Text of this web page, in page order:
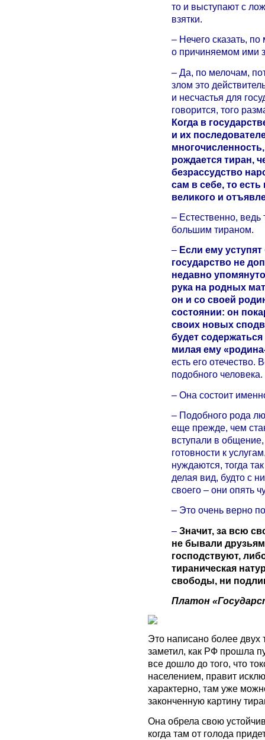
то и выступают с
взятки.
– Нечего сказать,
о причиняемом ими
– Да, по мелочам,
злом это
и несчастья для
говорится, того
Когда в
и их
рождается тиран,
безрассудство
сам в себе, то
великого и
– Естественно, ведь
большим тираном.
– Если ему
государство не
недавно
рука на родных
он и со своей
состоянии: он
своих новых
будет
милая ему
есть его отечество.
подобного человека.
– Она состоит
– Подобного рода
еще прежде, чем
вступали в
готовности к
нуждаются, тогда
делая вид, будто с
своего – они опять
– Это очень верно
– Значит, за всю
не бывали
господствуют,
тираническая
свободы, ни
Платон
Это написано более двух
заметил, как РФ прошла
все дошло до того, что
населением, правит
характерно, там уже
законченную картину
Она обрела свою
когда там от голода